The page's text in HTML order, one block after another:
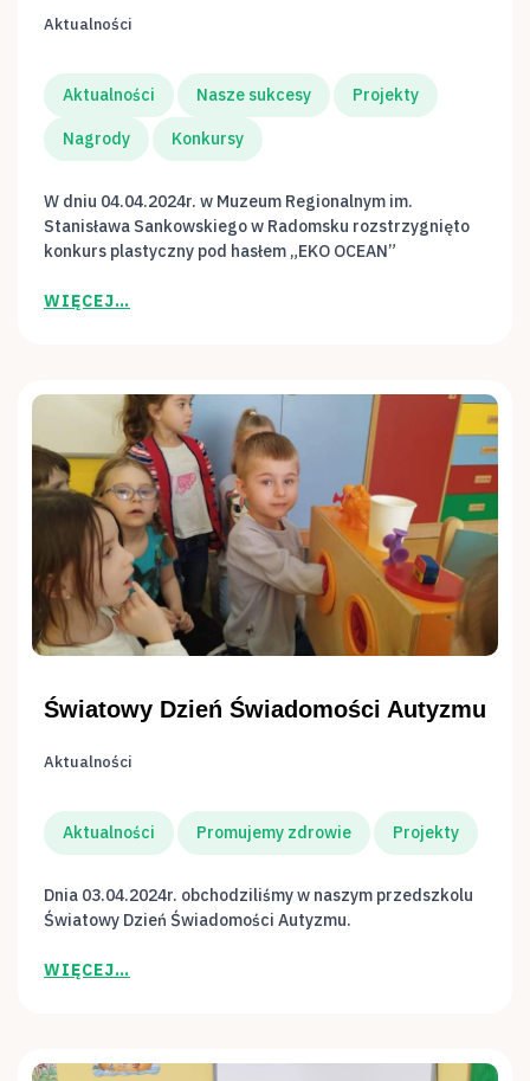
Aktualności
Aktualności Nasze sukcesy Projekty
Nagrody Konkursy
W dniu 04.04.2024r. w Muzeum Regionalnym im.
Stanisława Sankowskiego w Radomsku rozstrzygnięto
konkurs plastyczny pod hasłem „EKO OCEAN”
WIĘCEJ…
Światowy Dzień Świadomości Autyzmu
Aktualności
Aktualności Promujemy zdrowie Projekty
Dnia 03.04.2024r. obchodziliśmy w naszym przedszkolu
Światowy Dzień Świadomości Autyzmu.
WIĘCEJ…